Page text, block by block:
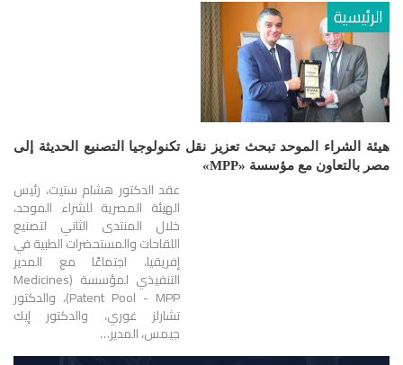
الرئيسية
هيئة الشراء الموحد تبحث تعزيز نقل تكنولوجيا التصنيع الحديثة إلى
مصر بالتعاون مع مؤسسة «MPP»
عقد الدكتور هشام ستيت، رئيس
الهيئة المصرية للشراء الموحد،
خلال المنتدى الثاني لتصنيع
اللقاحات والمستحضرات الطبية في
إفريقيا، اجتماعًا مع المدير
التنفيذي لمؤسسة (Medicines
Patent Pool - MPP)، والدكتور
تشارلز غوري، والدكتور إيك
جيمس، المدير…